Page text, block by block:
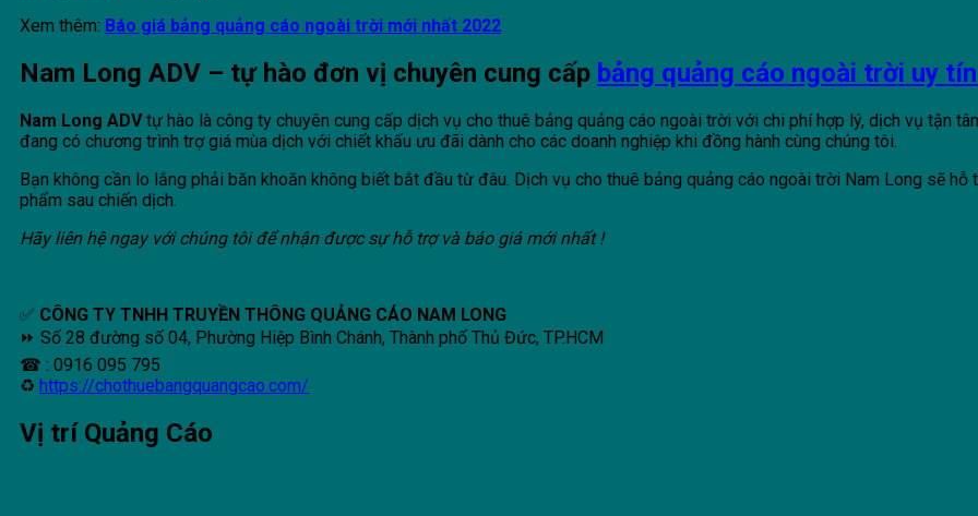
Xem thêm: Báo giá bảng quảng cáo ngoài trời mới nhất 2022
Nam Long ADV – tự hào đơn vị chuyên cung cấp bảng quảng cáo ngoài trời uy
Nam Long ADVtự hào là công ty chuyên cung cấp dịch vụ cho thuê bảng quảng cáo ngoài trời với chi phí hợp lý, dịch vụ tận
đang có chương trình trợ giá mùa dịch với chiết khấu ưu đãi dành cho các doanh nghiệp khi đồng hành cùng chúng tôi.
Bạn không cần lo lắng phải băn khoăn không biết bắt đầu từ đâu. Dịch vụ cho thuê bảng quảng cáo ngoài trời Nam Long sẽ
phẩm sau chiến dịch.
Hãy liên hệ ngay với chúng tôi để nhận được sự hỗ trợ và báo giá mới nhất !
✅ CÔNG TY TNHH TRUYỀN THÔNG QUẢNG CÁO NAM LONG
⏩ Số 28 đường số 04, Phường Hiệp Bình Chánh, Thành phố Thủ Đức, TP.HCM
☎ : 0916 095 795
♻ https://chothuebangquangcao.com/
Vị trí Quảng Cáo